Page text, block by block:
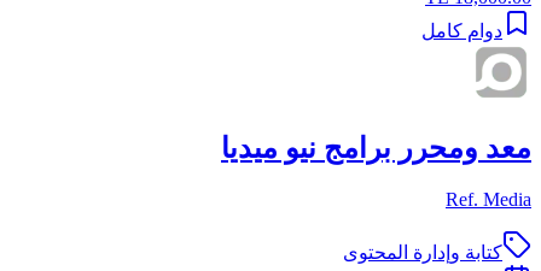
دوام كامل
معد ومحرر برامج نيو ميديا
Ref. Media
كتابة وإدارة المحتوى